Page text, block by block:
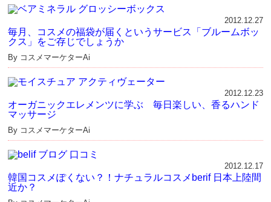
2012.12.27
毎月、コスメの福袋が届くというサービス「ブルームボッ
クス」をご存じでしょうか
By コスメマーケターAi
2012.12.23
オーガニックエレメンツに学ぶ 毎日楽しい、香るハンド
マッサージ
By コスメマーケターAi
2012.12.17
韓国コスメぽくない？！ナチュラルコスメberif 日本上陸間
近か？